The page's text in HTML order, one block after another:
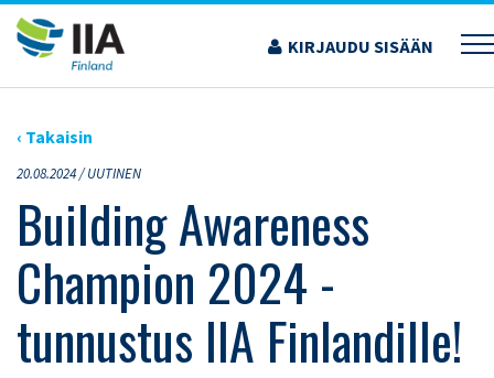
Siirry
sisältöön
KIRJAUDU SISÄÄN
›ARTIKKELIT›BUILDING AWARENESS CHAMPION 2024 -TUNNUSTUS IIA
FINLANDILLE!
‹ Takaisin
20.08.2024 /UUTINEN
Building Awareness
Champion 2024 -
tunnustus IIA Finlandille!